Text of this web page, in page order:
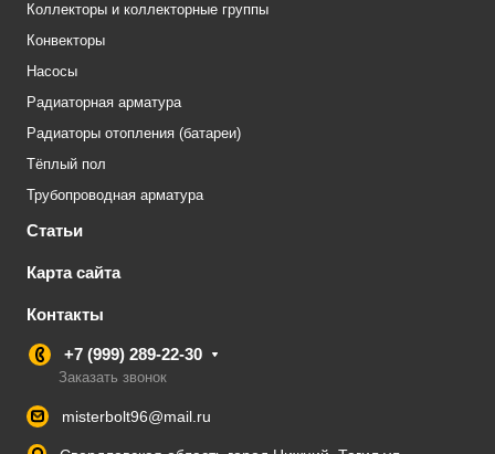
Коллекторы и коллекторные группы
Конвекторы
Насосы
Радиаторная арматура
Радиаторы отопления (батареи)
Тёплый пол
Трубопроводная арматура
Статьи
Карта сайта
Контакты
+7 (999) 289-22-30
Заказать звонок
misterbolt96@mail.ru